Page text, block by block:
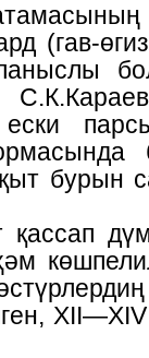
(гав-
бурын
XII—XIV